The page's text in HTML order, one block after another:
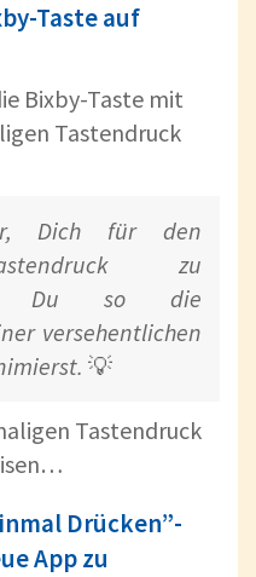
Taste auf
Bixby-Taste mit
Tastendruck
Dich für den
zu
Du so die
versehentlichen
💡
Tastendruck
Drücken”-
App zu